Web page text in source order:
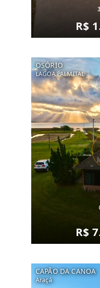
R$
OSÓRIO
LAGOA PALMITAL
R$
CAPÃO DA CANOA
Araçá